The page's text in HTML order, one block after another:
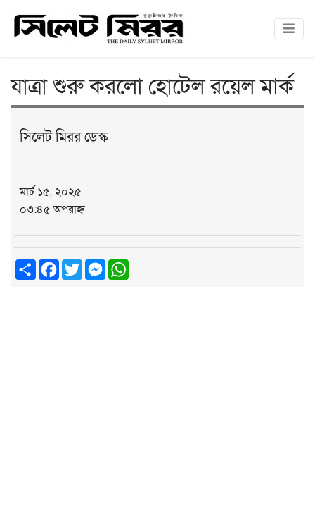
যাত্রা শুরু করলো হোটেল রয়েল মার্ক
সিলেট মিরর ডেস্ক
মার্চ ১৫, ২০২৫
০৩:৪৫ অপরাহ্ন
ShareFacebook
TwitterMessenger